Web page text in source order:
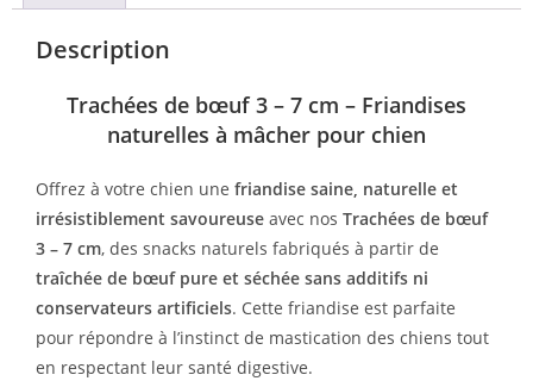
Description
Trachées de bœuf 3 – 7 cm – Friandises
naturelles à mâcher pour chien
Offrez à votre chien une friandise saine, naturelle et
irrésistiblement savoureuse avec nos Trachées de bœuf
3 – 7 cm, des snacks naturels fabriqués à partir de
traîchée de bœuf pure et séchée sans additifs ni
conservateurs artificiels. Cette friandise est parfaite
pour répondre à l’instinct de mastication des chiens tout
en respectant leur santé digestive.